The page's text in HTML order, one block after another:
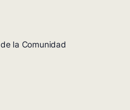
la Comunidad